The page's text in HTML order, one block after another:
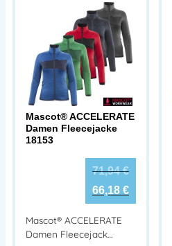
Mascot® ACCELERATE
Damen Fleecejacke
18153
71,94€
66,18 €
Mascot® ACCELERATE
Damen Fleecejack…